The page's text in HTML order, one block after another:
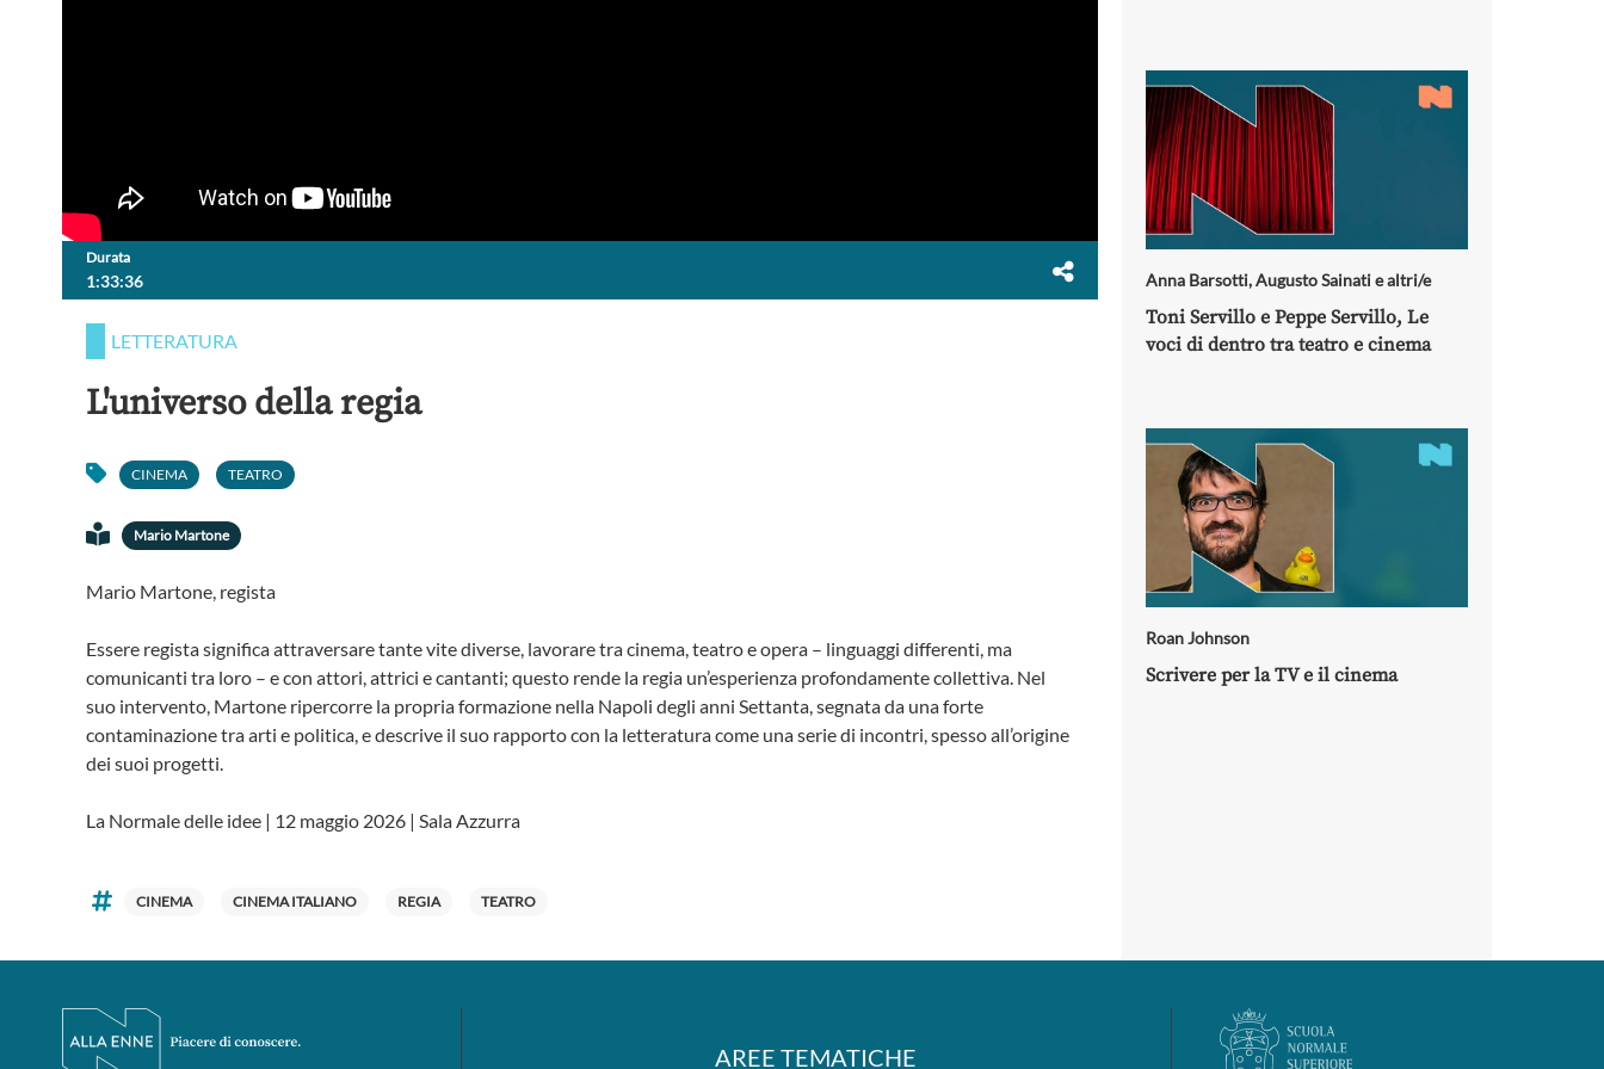
Durata
1:33:36
LETTERATURA
L'universo della regia
CINEMA TEATRO
Mario Martone
Mario Martone, regista
Essere regista significa attraversare tante vite diverse, lavorare tra cinema, teatro e opera – linguaggi differenti, ma
comunicanti tra loro – e con attori, attrici e cantanti; questo rende la regia un’esperienza profondamente collettiva. Nel
suo intervento, Martone ripercorre la propria formazione nella Napoli degli anni Settanta, segnata da una forte
contaminazione tra arti e politica, e descrive il suo rapporto con la letteratura come una serie di incontri, spesso all’origine
dei suoi progetti.
La Normale delle idee | 12 maggio 2026 | Sala Azzurra
CINEMA CINEMA ITALIANO REGIA TEATRO
Anna Barsotti,Augusto Sainatie altri/e
Toni Servillo e Peppe Servillo, Le
voci di dentro tra teatro e cinema
Roan Johnson
Scrivere per la TV e il cinema
AREE TEMATICHE